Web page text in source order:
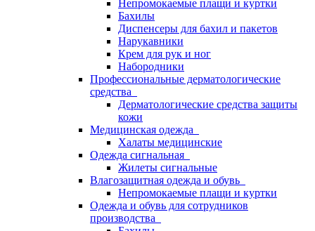
Непромокаемые плащи и куртки
Бахилы
Диспенсеры для бахил и пакетов
Нарукавники
Крем для рук и ног
Набородники
Профессиональные дерматологические
средства
Дерматологические средства защиты
кожи
Медицинская одежда
Халаты медицинские
Одежда сигнальная
Жилеты сигнальные
Влагозащитная одежда и обувь
Непромокаемые плащи и куртки
Одежда и обувь для сотрудников
производства